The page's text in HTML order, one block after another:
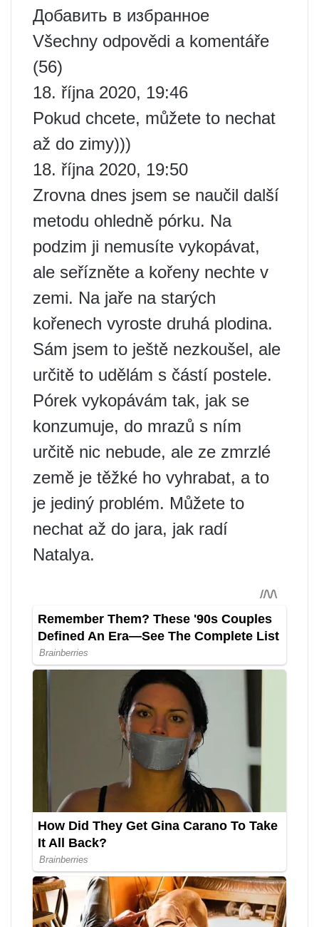
Добавить в избранное
Všechny odpovědi a komentáře
(56)
18. října 2020, 19:46
Pokud chcete, můžete to nechat
až do zimy)))
18. října 2020, 19:50
Zrovna dnes jsem se naučil další
metodu ohledně pórku. Na
podzim ji nemusíte vykopávat,
ale seřízněte a kořeny nechte v
zemi. Na jaře na starých
kořenech vyroste druhá plodina.
Sám jsem to ještě nezkoušel, ale
určitě to udělám s částí postele.
Pórek vykopávám tak, jak se
konzumuje, do mrazů s ním
určitě nic nebude, ale ze zmrzlé
země je těžké ho vyhrabat, a to
je jediný problém. Můžete to
nechat až do jara, jak radí
Natalya.